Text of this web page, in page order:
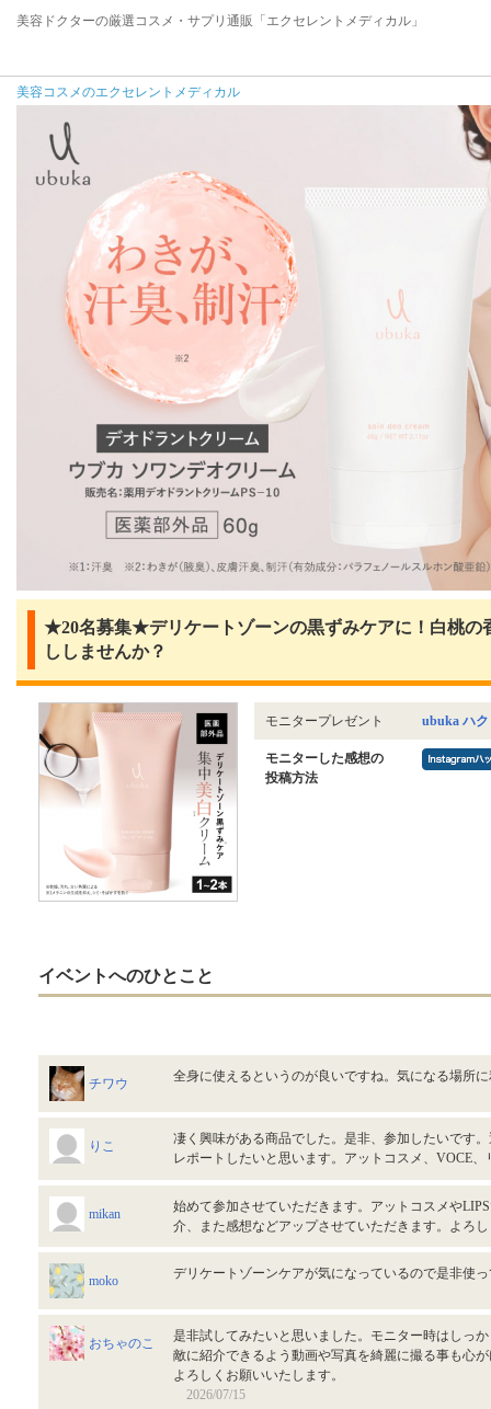
美容ドクターの厳選コスメ・サプリ通販「エクセレントメディカル」
美容コスメのエクセレントメディカル
★20名募集★デリケートゾーンの黒ずみケアに！白桃の
ししませんか？
モニタープレゼント ubuka ハ
モニターした感想の
投稿方法
イベントへのひとこと
チワウ 全身に使えるというのが良いですね。気になる場所
りこ
凄く興味がある商品でした。是非、参加したいです
レポートしたいと思います。アットコスメ、VOCE
mikan
始めて参加させていただきます。アットコスメや
介、また感想などアップさせていただきます。よろ
moko デリケートゾーンケアが気になっているので是非使
おちゃのこ
是非試してみたいと思いました。モニター時はしっ
敵に紹介できるよう動画や写真を綺麗に撮る事も心
よろしくお願いいたします。
2026/07/15